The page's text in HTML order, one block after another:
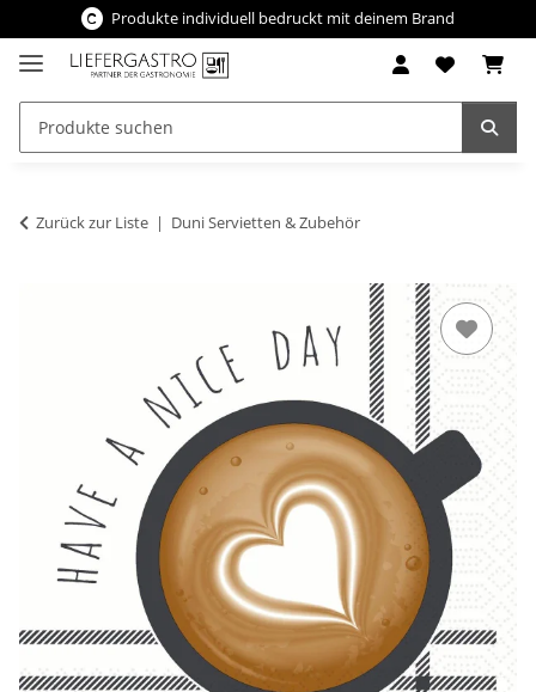
Produkte individuell bedruckt mit deinem Brand
Zurück zur Liste Duni Servietten & Zubehör